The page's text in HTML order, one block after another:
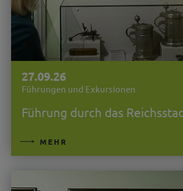
27.09.26
Führungen und Exkursionen
Führung durch das
MEHR